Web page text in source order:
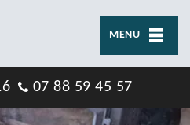
MENU
07 88 59 45 57